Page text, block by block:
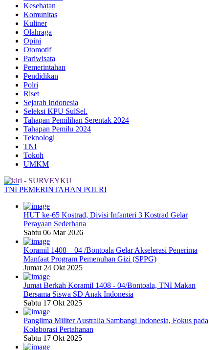
Kesehatan
Komunitas
Kuliner
Olahraga
Opini
Otomotif
Pariwisata
Pemerintahan
Pendidikan
Polri
Riset
Sejarah Indonesia
Seleksi KPU SulSel.
Tahapan Pemilihan Serentak 2024
Tahapan Pemilu 2024
Teknologi
TNI
Tokoh
UMKM
TNI PEMERINTAHAN POLRI
HUT ke-65 Kostrad, Divisi Infanteri 3 Kostrad Gelar
Perayaan Sederhana
Sabtu 06 Mar 2026
Koramil 1408 – 04 /Bontoala Gelar Akselerasi Penerima
Manfaat Program Pemenuhan Gizi (SPPG)
Jumat 24 Okt 2025
Jumat Berkah Koramil 1408 - 04/Bontoala, TNI Makan
Bersama Siswa SD Anak Indonesia
Sabtu 17 Okt 2025
Panglima Militer Australia Sambangi Indonesia, Fokus pada
Kolaborasi Pertahanan
Sabtu 17 Okt 2025